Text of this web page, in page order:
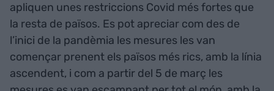
apliquen unes restriccions Covid més fortes que
la resta de països. Es pot apreciar com des de
l’inici de la pandèmia les mesures les van
començar prenent els països més rics, amb la línia
ascendent, i com a partir del 5 de març les